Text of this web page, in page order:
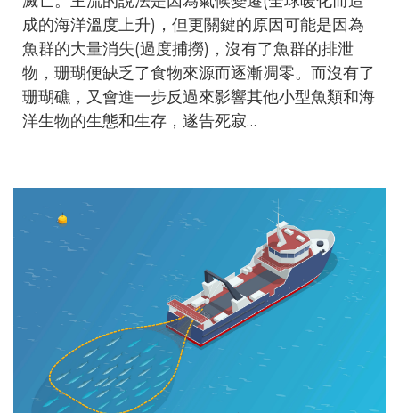
成的海洋溫度上升)，但更關鍵的原因可能是因為
魚群的大量消失(過度捕撈)，沒有了魚群的排泄
物，珊瑚便缺乏了食物來源而逐漸凋零。而沒有了
珊瑚礁，又會進一步反過來影響其他小型魚類和海
洋生物的生態和生存，遂告死寂…